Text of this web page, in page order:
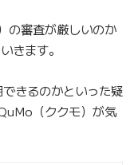
の審査が厳しいのか
きます。
きるのかといった疑
（ククモ）が気